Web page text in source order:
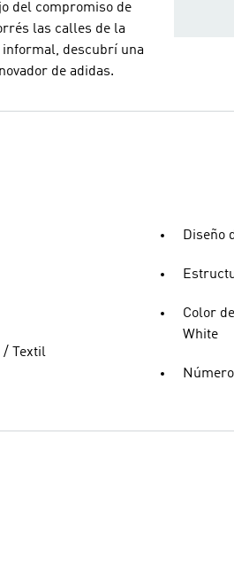
del compromiso de
las calles de la
descubrí una
de adidas.
/ Textil
Diseño
Color
White